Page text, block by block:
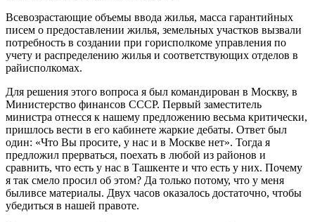
Всевозрастающие объемы ввода жилья, масса га­рантийных
писем о предоставлении жилья, земельных участков вызвали
потребность в создании при горис­полкоме управления по
учету и распределению жилья и соответствующих отделов в
райисполкомах.
Для решения этого вопроса я был командирован в Москву, в
Министерство финансов СССР. Первый за­меститель
министра отнесся к нашему предложению весьма критически,
пришлось вести в его кабинете жаркие дебаты. Ответ был
один: «Что Вы просите, у нас и в Москве нет». Тогда я
предложил прерваться, поехать в любой из районов и
сравнить, что есть у нас в Ташкенте и что есть у них. Почему
я так смело просил об этом? Да только потому, что у меня
быливсе материалы. Двух часов оказалось достаточно, что­бы
убедиться в нашей правоте.